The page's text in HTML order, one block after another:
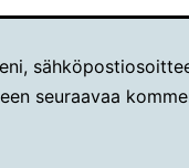
seuraavaa